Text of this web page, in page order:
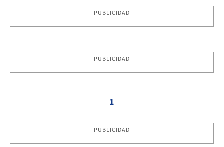
PUBLICIDAD
PUBLICIDAD
1
PUBLICIDAD